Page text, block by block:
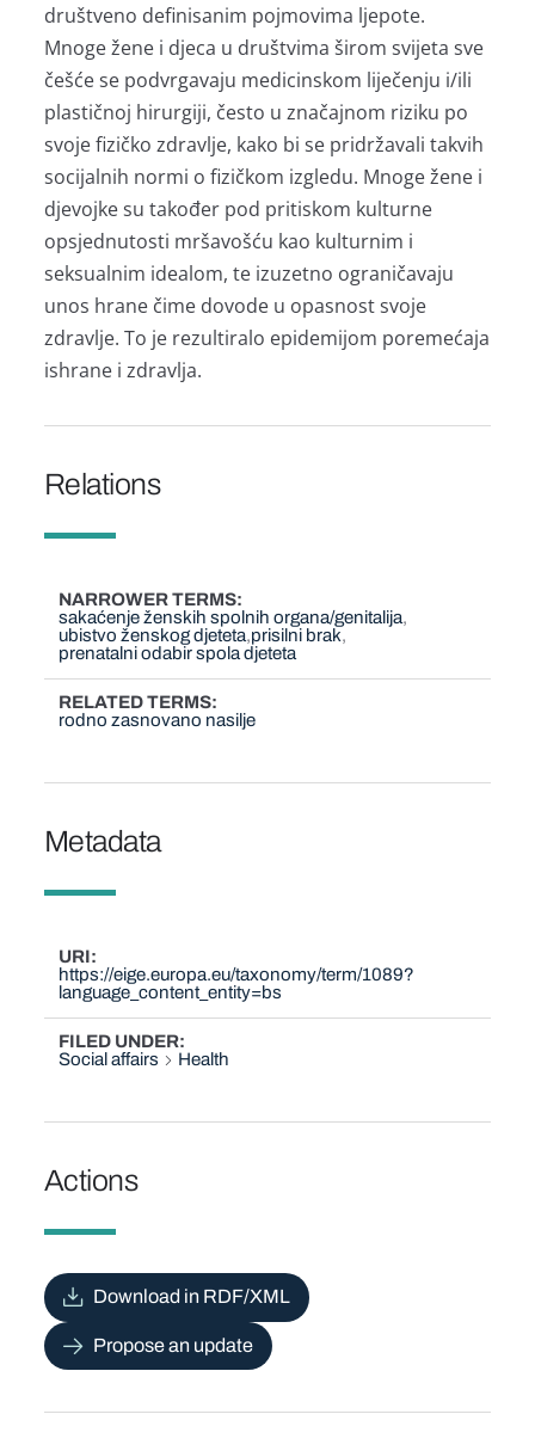
društveno definisanim pojmovima ljepote.
Mnoge žene i djeca u društvima širom svijeta sve
češće se podvrgavaju medicinskom liječenju i/ili
plastičnoj hirurgiji, često u značajnom riziku po
svoje fizičko zdravlje, kako bi se pridržavali takvih
socijalnih normi o fizičkom izgledu. Mnoge žene i
djevojke su također pod pritiskom kulturne
opsjednutosti mršavošću kao kulturnim i
seksualnim idealom, te izuzetno ograničavaju
unos hrane čime dovode u opasnost svoje
zdravlje. To je rezultiralo epidemijom poremećaja
ishrane i zdravlja.
Relations
NARROWER TERMS
sakaćenje ženskih spolnih organa/genitalija
ubistvo ženskog djeteta prisilni brak
prenatalni odabir spola djeteta
RELATED TERMS
rodno zasnovano nasilje
Metadata
URI
https://eige.europa.eu/taxonomy/term/1089?
language_content_entity=bs
FILED UNDER
Social affairs
Health
Actions
Download in RDF/XML
Propose an update